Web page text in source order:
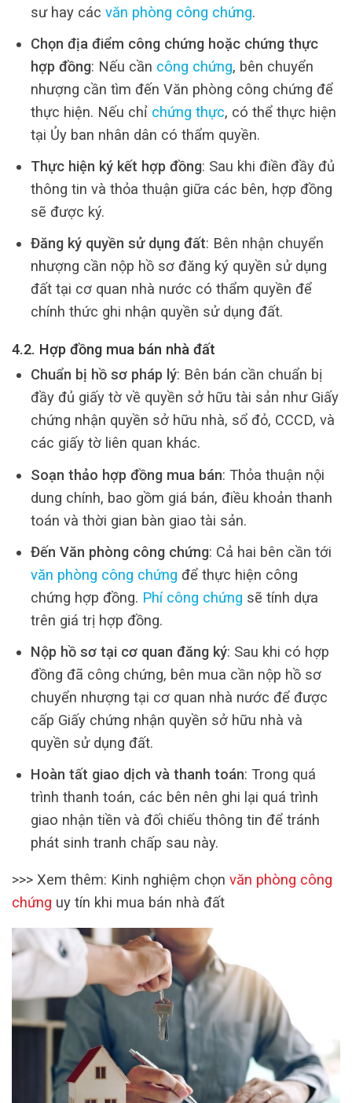
sư hay các văn phòng công chứng.
Chọn địa điểm công chứng hoặc chứng thực
hợp đồng: Nếu cần công chứng, bên chuyển
nhượng cần tìm đến Văn phòng công chứng để
thực hiện. Nếu chỉ chứng thực, có thể thực hiện
tại Ủy ban nhân dân có thẩm quyền.
Thực hiện ký kết hợp đồng: Sau khi điền đầy đủ
thông tin và thỏa thuận giữa các bên, hợp đồng
sẽ được ký.
Đăng ký quyền sử dụng đất: Bên nhận chuyển
nhượng cần nộp hồ sơ đăng ký quyền sử dụng
đất tại cơ quan nhà nước có thẩm quyền để
chính thức ghi nhận quyền sử dụng đất.
4.2. Hợp đồng mua bán nhà đất
Chuẩn bị hồ sơ pháp lý: Bên bán cần chuẩn bị
đầy đủ giấy tờ về quyền sở hữu tài sản như Giấy
chứng nhận quyền sở hữu nhà, sổ đỏ, CCCD, và
các giấy tờ liên quan khác.
Soạn thảo hợp đồng mua bán: Thỏa thuận nội
dung chính, bao gồm giá bán, điều khoản thanh
toán và thời gian bàn giao tài sản.
Đến Văn phòng công chứng: Cả hai bên cần tới
văn phòng công chứng để thực hiện công
chứng hợp đồng. Phí công chứng sẽ tính dựa
trên giá trị hợp đồng.
Nộp hồ sơ tại cơ quan đăng ký: Sau khi có hợp
đồng đã công chứng, bên mua cần nộp hồ sơ
chuyển nhượng tại cơ quan nhà nước để được
cấp Giấy chứng nhận quyền sở hữu nhà và
quyền sử dụng đất.
Hoàn tất giao dịch và thanh toán: Trong quá
trình thanh toán, các bên nên ghi lại quá trình
giao nhận tiền và đối chiếu thông tin để tránh
phát sinh tranh chấp sau này.
>>> Xem thêm: Kinh nghiệm chọn văn phòng công
chứng uy tín khi mua bán nhà đất